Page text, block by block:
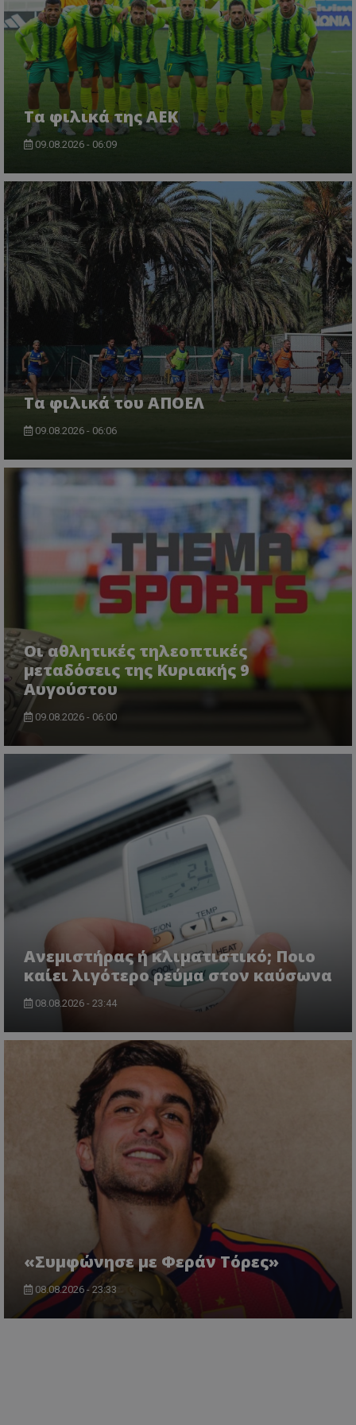
Τα φιλικά της ΑΕΚ
09.08.2026 - 06:09
Τα φιλικά του ΑΠΟΕΛ
09.08.2026 - 06:06
Οι αθλητικές τηλεοπτικές
μεταδόσεις της Κυριακής 9
Αυγούστου
09.08.2026 - 06:00
Ανεμιστήρας ή κλιματιστικό; Ποιο
καίει λιγότερο ρεύμα στον καύσωνα
08.08.2026 - 23:44
«Συμφώνησε με Φεράν Τόρες»
08.08.2026 - 23:33